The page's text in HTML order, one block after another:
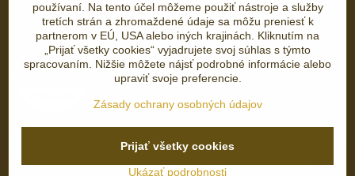
©2026Copyright
Predvoľby súkromiaZásady ochrany osobných údajov
používaní. Na tento účel môžeme použiť nástroje a služby
tretích strán a zhromaždené údaje sa môžu preniesť k
partnerom v EÚ, USA alebo iných krajinách. Kliknutím na
„Prijať všetky cookies“ vyjadrujete svoj súhlas s týmto
spracovaním. Nižšie môžete nájsť podrobné informácie alebo
upraviť svoje preferencie.
Zásady ochrany osobných údajov
Ukázať podrobnosti
Prijať všetky cookies